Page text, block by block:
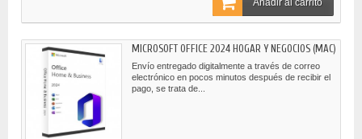
MICROSOFT OFFICE 2024 HOGAR Y NEGOCIOS (MAC)
Envío entregado digitalmente a través de correo
electrónico en pocos minutos después de recibir el
pago, se trata de...